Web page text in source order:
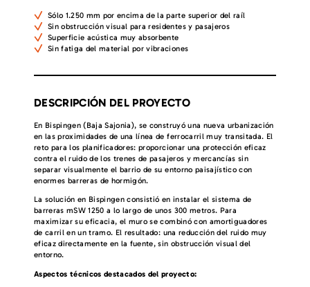
Sólo 1.250 mm por encima de la parte superior del raíl
Sin obstrucción visual para residentes y pasajeros
Superficie acústica muy absorbente
Sin fatiga del material por vibraciones
DESCRIPCIÓN DEL PROYECTO
En Bispingen (Baja Sajonia), se construyó una nueva urbanización
en las proximidades de una línea de ferrocarril muy transitada. El
reto para los planificadores: proporcionar una protección eficaz
contra el ruido de los trenes de pasajeros y mercancías sin
separar visualmente el barrio de su entorno paisajístico con
enormes barreras de hormigón.
La solución en Bispingen consistió en instalar el sistema de
barreras mSW 1250 a lo largo de unos 300 metros. Para
maximizar su eficacia, el muro se combinó con amortiguadores
de carril en un tramo. El resultado: una reducción del ruido muy
eficaz directamente en la fuente, sin obstrucción visual del
entorno.
Aspectos técnicos destacados del proyecto: